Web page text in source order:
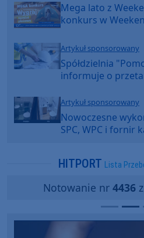
Mega lato z
konkurs w
Artykuł sponsorowany
Spółdzielnia
informuje o
Artykuł sponsorowany
Nowoczesne
SPC, WPC i fornir
HITPORT Lista
Notowanie nr 4436z